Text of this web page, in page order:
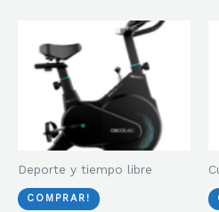
Deporte y tiempo libre
COMPRAR!